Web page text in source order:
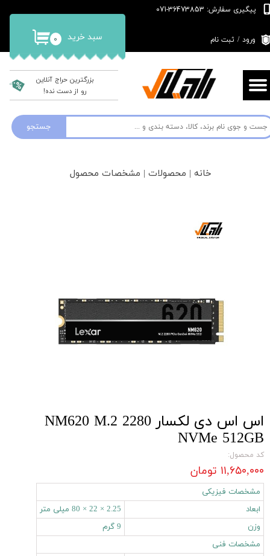
جستجو
پیگیری سفارش: 36473853-071
۰ سبد خرید ورود / ثبت نام
تغییر گذر واژه
سفارشات
بزرگترین حراج آنلاین
رو از دست نده!
خانه | محصولات | مشخصات محصول
اس اس دی لکسار NM620 M.2 2280
NVMe 512GB
کد محصول:
۱۱,۶۵۰,۰۰۰ تومان
مشخصات فیزیکی
ابعاد
2.25 × 22 × 80 میلی‌ متر
وزن
9 گرم
مشخصات فنی